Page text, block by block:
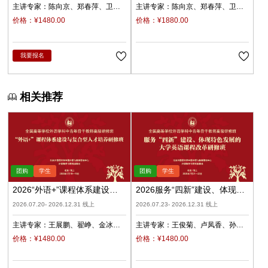
主讲专家：陈向京 郑春萍
卫朝
霞
李楠 穆婕
价格：¥1480.00
我要报名
主讲专家： 陈向京 郑春萍
卫朝
霞
李楠 穆婕
价格：¥1880.00
相关推荐
2026“外语+”课程体系建设与
复合型人才培养（录播）
2026.07.20- 2026.12.31 线上
主讲专家：王展鹏 翟峥
金冰
张清
杨天娲
价格：¥1480.00
2026服务“四新”建设、体现特
色发展的大学英语课程改革
2026.07.23- 2026.12.31 线上
主讲专家： 王俊菊 卢凤香
孙
瑜
柳睿
价格：¥1480.00